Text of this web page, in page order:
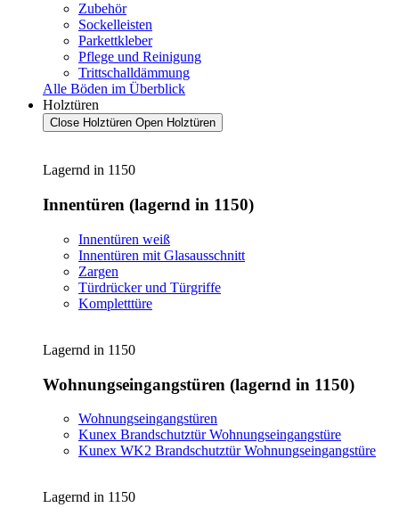
Zubehör
Sockelleisten
Parkettkleber
Pflege und Reinigung
Trittschalldämmung
Alle Böden im Überblick
Holztüren
Close Holztüren Open Holztüren
Lagernd in 1150
Innentüren (lagernd in 1150)
Innentüren weiß
Innentüren mit Glasausschnitt
Zargen
Türdrücker und Türgriffe
Kompletttüre
Lagernd in 1150
Wohnungseingangstüren (lagernd in 1150)
Wohnungseingangstüren
Kunex Brandschutztür Wohnungseingangstüre
Kunex WK2 Brandschutztür Wohnungseingangstüre
Lagernd in 1150